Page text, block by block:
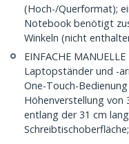
(Hoch-/Querformat);
Notebook benötigt
Winkeln (nicht
EINFACHE
Laptopständer und -
One-Touch-
Höhenverstellung von
entlang der 31 cm